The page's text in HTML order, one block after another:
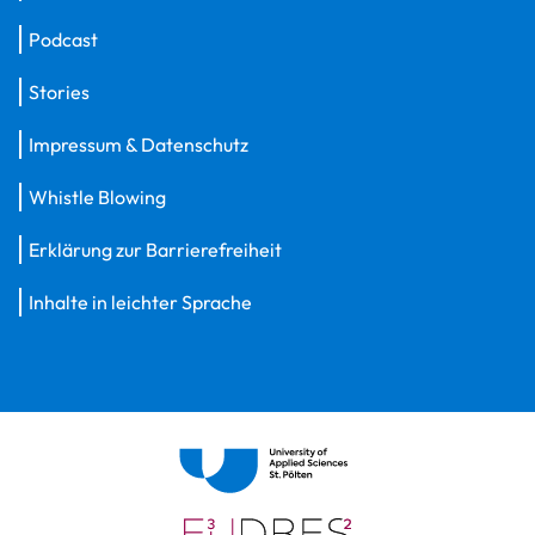
Podcast
Stories
Impressum & Datenschutz
Whistle Blowing
Erklärung zur Barrierefreiheit
Inhalte in leichter Sprache